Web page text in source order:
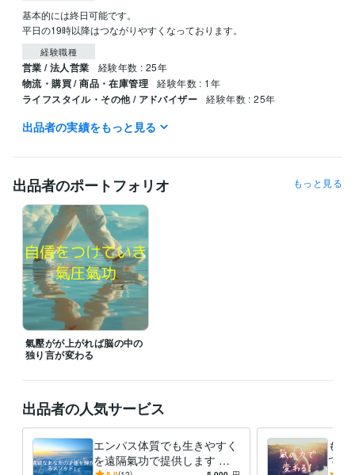
基本的には終日可能です。
平日の19時以降はつながりやすくなっております。
経験職種
営業 / 法人営業 経験年数 : 25年
物流・購買 / 商品・在庫管理 経験年数 : 1年
ライフスタイル・その他 / アドバイザー 経験年数 : 25年
得意分野
ヒーリング 気功
出品者の実績をもっと見る
出品者のポートフォリオ もっと見る
氣壓がが上がれば脳の中の
独り言が変わる
出品者の人気サービス
エンパス体質でも生きやすく
を遠隔氣功で提供します も
もう
で気